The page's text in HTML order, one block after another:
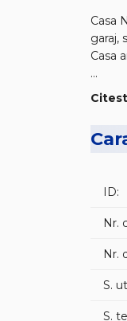
Casa
garaj,
Casa
ID:
Nr.
Nr.
S.
S.